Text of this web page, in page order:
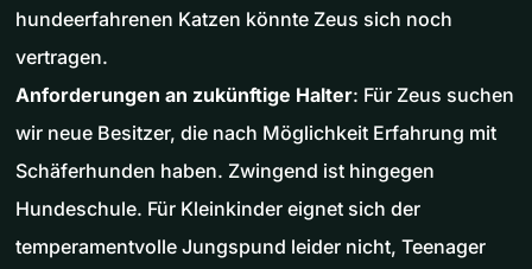
hundeerfahrenen Katzen könnte Zeus sich noch
vertragen.
Anforderungen an zukünftige Halter: Für Zeus suchen
wir neue Besitzer, die nach Möglichkeit Erfahrung mit
Schäferhunden haben. Zwingend ist hingegen
Hundeschule. Für Kleinkinder eignet sich der
temperamentvolle Jungspund leider nicht, Teenager